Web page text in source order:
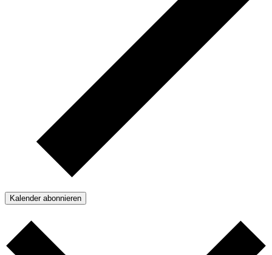
Kalender abonnieren